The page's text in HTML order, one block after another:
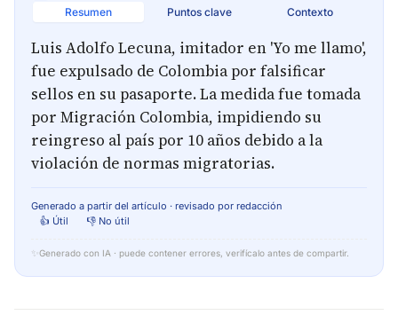
Resumen Puntos clave Contexto
Luis Adolfo Lecuna, imitador en 'Yo me llamo',
fue expulsado de Colombia por falsificar
sellos en su pasaporte. La medida fue tomada
por Migración Colombia, impidiendo su
reingreso al país por 10 años debido a la
violación de normas migratorias.
Generado a partir del artículo · revisado por redacción
👍 Útil
👎 No útil
✨ Generado con IA · puede contener errores, verifícalo antes de compartir.